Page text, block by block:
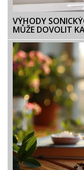
VÝHODY
MŮŽE DOVOLIT